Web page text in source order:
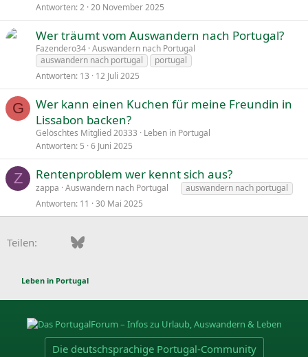
Antworten 2 20 November 2025
Wer träumt vom Auswandern nach Portugal?
Fazendero34 Auswandern nach Portugal
auswandern nach portugal
portugal
Antworten 13 12 Juli 2025
G
Wer kann einen Kuchen für meine Freundin in
Lissabon backen?
Gelöschtes Mitglied 20333
Leben in Portugal
Antworten 5 6 Juni 2025
Z Rentenproblem wer kennt sich aus?
zappa Auswandern nach Portugal
auswandern nach portugal
Antworten 11 30 Mai 2025
Teilen: FacebookBluesky
Leben in Portugal
Die deutschsprachige Portugal-Community